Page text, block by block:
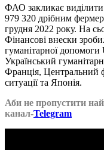
ФАО закликає
979 320 дрібним
грудня 2022 року. На
Фінансові внески
гуманітарної
Український
Франція, Центральний
ситуації та Японія.
Аби не пропустити
канал-Telegram